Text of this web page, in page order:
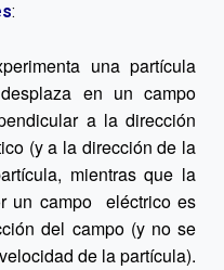
:
una partícula
en un campo
a la dirección
(y a la dirección de la
mientras que la
un campo eléctrico es
del campo (y no se
de la partícula).